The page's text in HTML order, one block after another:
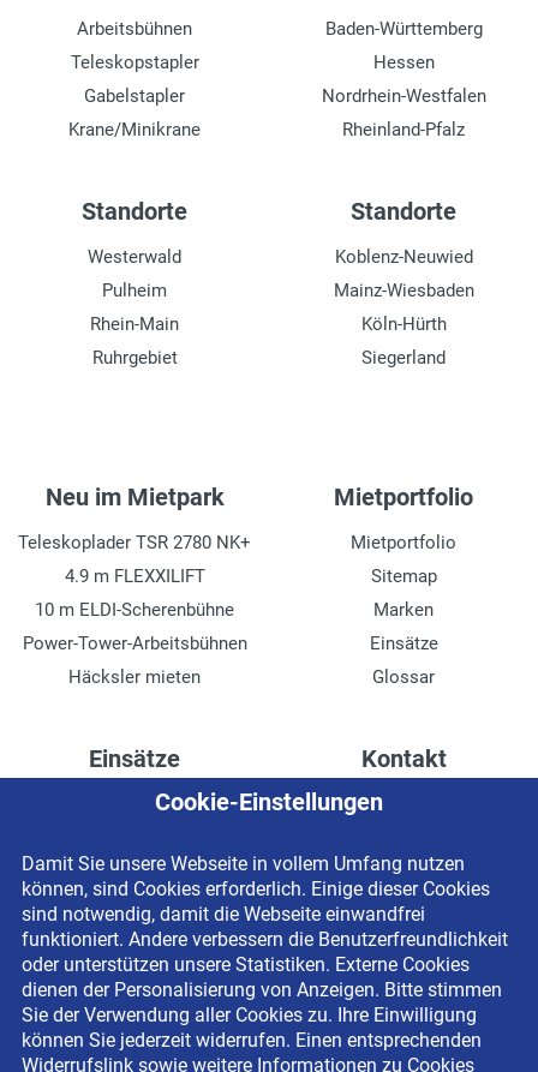
Arbeitsbühnen
Teleskopstapler
Gabelstapler
Krane/Minikrane
Baden-Württemberg
Hessen
Nordrhein-Westfalen
Rheinland-Pfalz
Standorte
Westerwald
Pulheim
Rhein-Main
Ruhrgebiet
Standorte
Koblenz-Neuwied
Mainz-Wiesbaden
Köln-Hürth
Siegerland
Neu im Mietpark
Teleskoplader TSR 2780 NK+
4.9 m FLEXXILIFT
10 m ELDI-Scherenbühne
Power-Tower-Arbeitsbühnen
Häcksler mieten
Mietportfolio
Mietportfolio
Sitemap
Marken
Einsätze
Glossar
Einsätze
Höhenzugang für
Drainage verlegen
Fassadenreinigung
Terrasse anlegen
Ladenbau
Kontakt
Kontaktformular
Impressum
Datenschutzerklärung
Newsletter-Anmeldung
Cookie-Einstellungen
Damit Sie unsere Webseite in vollem Umfang nutzen
können, sind Cookies erforderlich. Einige dieser Cookies
sind notwendig, damit die Webseite einwandfrei
funktioniert. Andere verbessern die Benutzerfreundlichkeit
oder unterstützen unsere Statistiken. Externe Cookies
dienen der Personalisierung von Anzeigen. Bitte stimmen
Sie der Verwendung aller Cookies zu. Ihre Einwilligung
können Sie jederzeit widerrufen. Einen entsprechenden
Widerrufslink sowie weitere Informationen zu Cookies